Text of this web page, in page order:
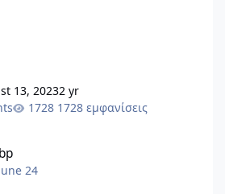
13, 20232 yr
1728 εμφανίσεις
24